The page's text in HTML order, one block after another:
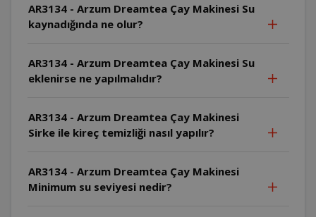
AR3134 - Arzum Dreamtea Çay Makinesi Su
kaynadığında ne olur?
AR3134 - Arzum Dreamtea Çay Makinesi Su
eklenirse ne yapılmalıdır?
AR3134 - Arzum Dreamtea Çay Makinesi
Sirke ile kireç temizliği nasıl yapılır?
AR3134 - Arzum Dreamtea Çay Makinesi
Minimum su seviyesi nedir?